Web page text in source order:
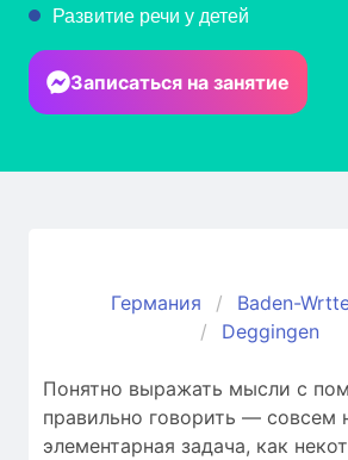
Развитие речи у детей
Записаться на занятие
Германия
Baden-
Deggingen
Понятно выражать мысли с
правильно говорить — совсем
элементарная задача, как